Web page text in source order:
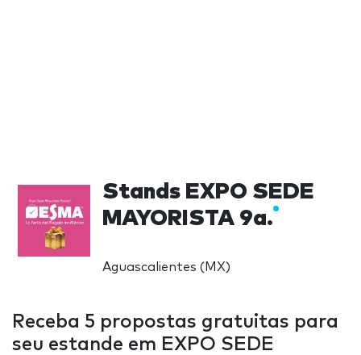
Stands EXPO SEDE
MAYORISTA 9a.
Aguascalientes (MX)
Receba 5 propostas gratuitas para
seu estande em EXPO SEDE